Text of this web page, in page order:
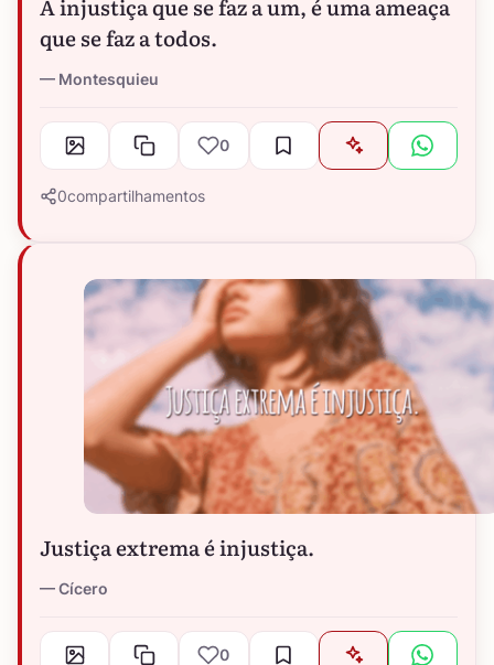
A injustiça que se faz a um, é uma ameaça
que se faz a todos.
Montesquieu
0
0compartilhamentos
Justiça extrema é injustiça.
Cícero
0